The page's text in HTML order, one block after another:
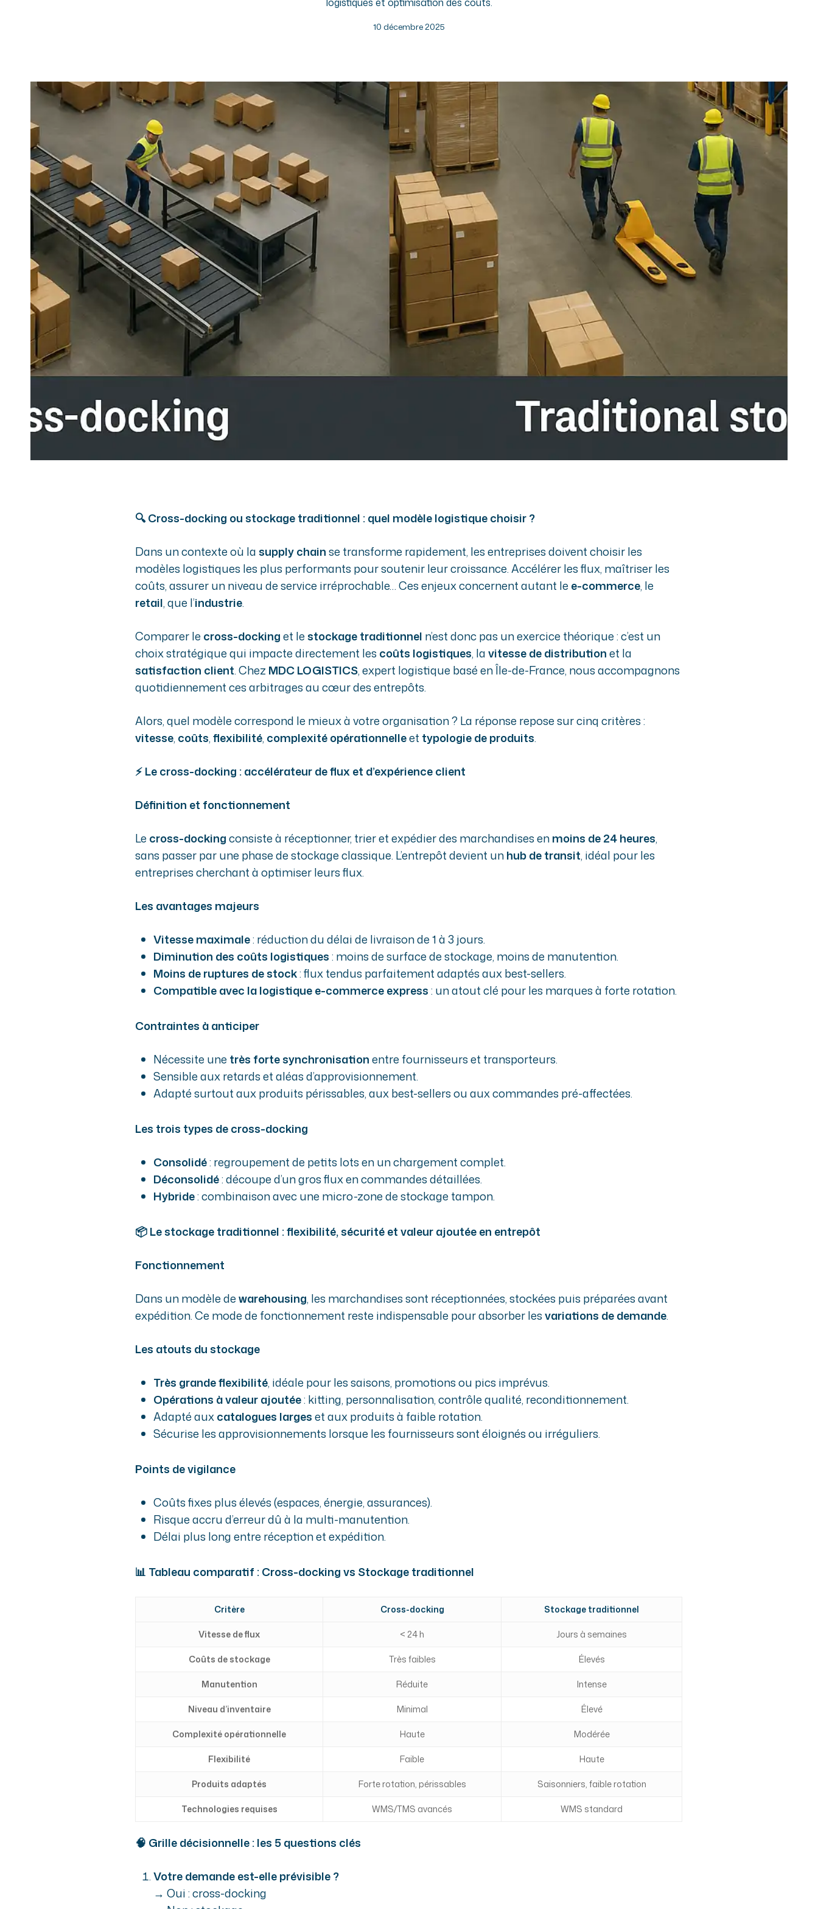
10 décembre 2025
🔍 Cross-docking ou stockage traditionnel : quel modèle logistique choisir ?
Dans un contexte où lasupply chainse transforme rapidement, les entreprises doivent choisir les
modèles logistiques les plus performants pour soutenir leur croissance. Accélérer les flux, maîtriser les
coûts, assurer un niveau de service irréprochable… Ces enjeux concernent autant le e-commerce, le
retail, que l’industrie.
Comparer le cross-dockinget lestockage traditionnel n’est donc pas un exercice théorique : c’est un
choix stratégique qui impacte directement les coûts logistiques, lavitesse de distributionet la
satisfaction client. Chez MDC LOGISTICS, expert logistique basé en Île-de-France, nous accompagnons
quotidiennement ces arbitrages au cœur des entrepôts.
Alors, quel modèle correspond le mieux à votre organisation ? La réponse repose sur cinq critères :
vitesse, coûts,flexibilité, complexité opérationnelleet typologie de produits.
⚡ Le cross-docking : accélérateur de flux et d’expérience client
Définition et fonctionnement
Le cross-dockingconsiste à réceptionner, trier et expédier des marchandises enmoins de 24 heures,
sans passer par une phase de stockage classique. L’entrepôt devient unhub de transit, idéal pour les
entreprises cherchant à optimiser leurs flux.
Les avantages majeurs
Vitesse maximale: réduction du délai de livraison de 1 à 3 jours.
Diminution des coûts logistiques: moins de surface de stockage, moins de manutention.
Moins de ruptures de stock: flux tendus parfaitement adaptés aux best-sellers.
Compatible avec la logistique e-commerce express: un atout clé pour les marques à forte rotation.
Contraintes à anticiper
Nécessite une très forte synchronisationentre fournisseurs et transporteurs.
Sensible aux retards et aléas d’approvisionnement.
Adapté surtout aux produits périssables, aux best-sellers ou aux commandes pré-affectées.
Les trois types de cross-docking
Consolidé: regroupement de petits lots en un chargement complet.
Déconsolidé: découpe d’un gros flux en commandes détaillées.
Hybride: combinaison avec une micro-zone de stockage tampon.
📦 Le stockage traditionnel : flexibilité, sécurité et valeur ajoutée en entrepôt
Fonctionnement
Dans un modèle dewarehousing, les marchandises sont réceptionnées, stockées puis préparées avant
expédition. Ce mode de fonctionnement reste indispensable pour absorber lesvariations de demande.
Les atouts du stockage
Très grande flexibilité, idéale pour les saisons, promotions ou pics imprévus.
Opérations à valeur ajoutée: kitting, personnalisation, contrôle qualité, reconditionnement.
Adapté auxcatalogues largeset aux produits à faible rotation.
Sécurise les approvisionnements lorsque les fournisseurs sont éloignés ou irréguliers.
Points de vigilance
Coûts fixes plus élevés (espaces, énergie, assurances).
Risque accru d’erreur dû à la multi-manutention.
Délai plus long entre réception et expédition.
📊 Tableau comparatif : Cross-docking vs Stockage traditionnel
Critère Cross-docking Stockage traditionnel
Vitesse de flux < 24 h Jours à semaines
Coûts de stockage Très faibles Élevés
Manutention Réduite Intense
Niveau d’inventaire Minimal Élevé
Complexité opérationnelle Haute Modérée
Flexibilité Faible Haute
Produits adaptés Forte rotation, périssables Saisonniers, faible rotation
Technologies requises WMS/TMS avancés WMS standard
🧠 Grille décisionnelle : les 5 questions clés
Votre demande est-elle prévisible ?
→ Oui : cross-docking